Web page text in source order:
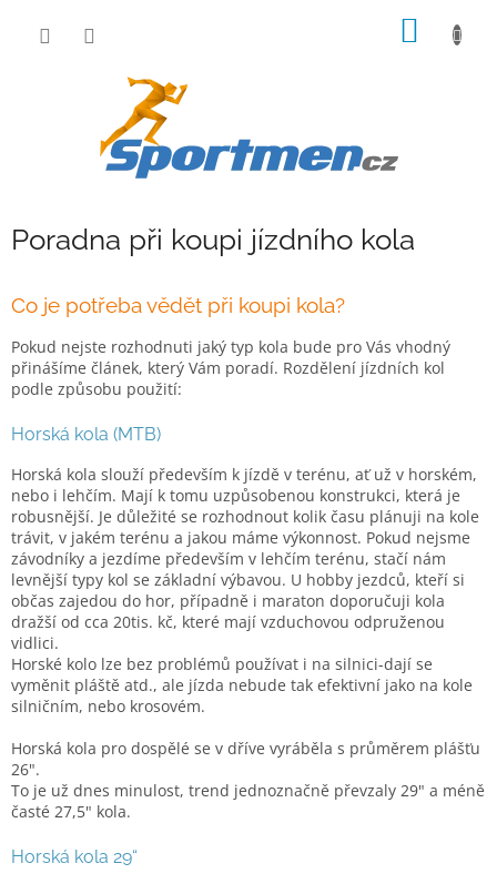
Poradna při koupi jízdního kola
Co je potřeba vědět při koupi kola?
Pokud nejste rozhodnuti jaký typ kola bude pro Vás vhodný
přinášíme článek, který Vám poradí. Rozdělení jízdních kol
podle způsobu použití:
Horská kola (MTB)
Horská kola slouží především k jízdě v terénu, ať už v horském,
nebo i lehčím. Mají k tomu uzpůsobenou konstrukci, která je
robusnější. Je důležité se rozhodnout kolik času plánuji na kole
trávit, v jakém terénu a jakou máme výkonnost. Pokud nejsme
závodníky a jezdíme především v lehčím terénu, stačí nám
levnější typy kol se základní výbavou. U hobby jezdců, kteří si
občas zajedou do hor, případně i maraton doporučuji kola
dražší od cca 20tis. kč, které mají vzduchovou odpruženou
vidlici.
Horské kolo lze bez problémů používat i na silnici-dají se
vyměnit pláště atd., ale jízda nebude tak efektivní jako na kole
silničním, nebo krosovém.
Horská kola pro dospělé se v dříve vyráběla s průměrem plášťu
26".
To je už dnes minulost, trend jednoznačně převzaly 29" a méně
časté 27,5" kola.
Horská kola 29“